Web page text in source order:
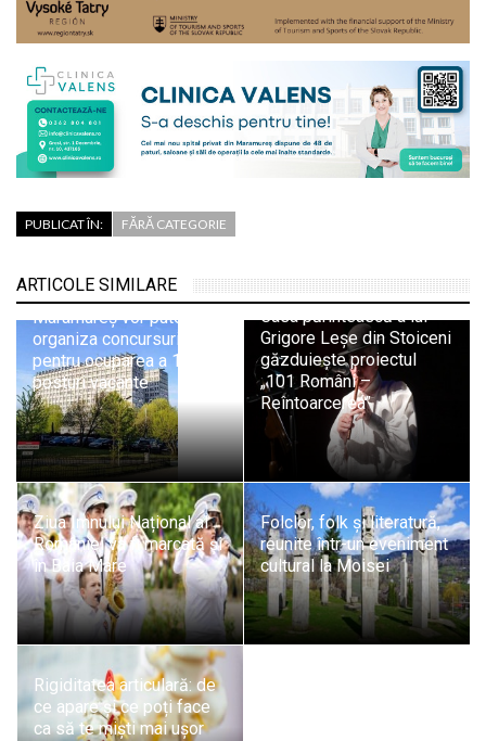
PUBLICAT ÎN: FĂRĂ CATEGORIE
ARTICOLE SIMILARE
Șapte spitale din
Maramureș vor putea
organiza concursuri
pentru ocuparea a 144 de
posturi vacante
Casa părintească a lui
Grigore Leșe din Stoiceni
găzduiește proiectul
„101 Români –
Reîntoarcerea”
Ziua Imnului Național al
României va fi marcată și
în Baia Mare
Folclor, folk și literatură,
reunite într-un eveniment
cultural la Moisei
Rigiditatea articulară: de
ce apare și ce poți face
ca să te miști mai ușor